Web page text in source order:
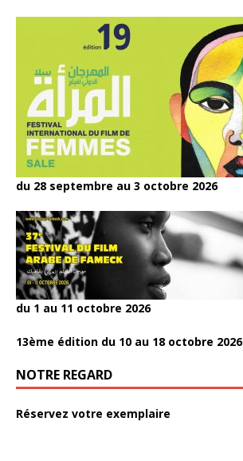
du 28 septembre au 3 octobre 2026
du 1 au 11 octobre 2026
13ème édition du 10 au 18 octobre 2026
NOTRE REGARD
Réservez votre exemplaire